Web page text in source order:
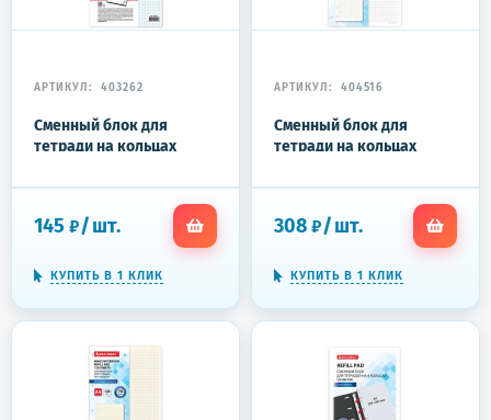
АРТИКУЛ: 403262
Сменный блок для
тетради на кольцах
BRAUBERG, "Белый",
145 ₽/шт.
КУПИТЬ В 1 КЛИК
АРТИКУЛ: 404516
Сменный блок для
тетради на кольцах
120 л., BRAUBERG,
ПЛОТНОСТИ, белый,
308 ₽/шт.
КУПИТЬ В 1 КЛИК